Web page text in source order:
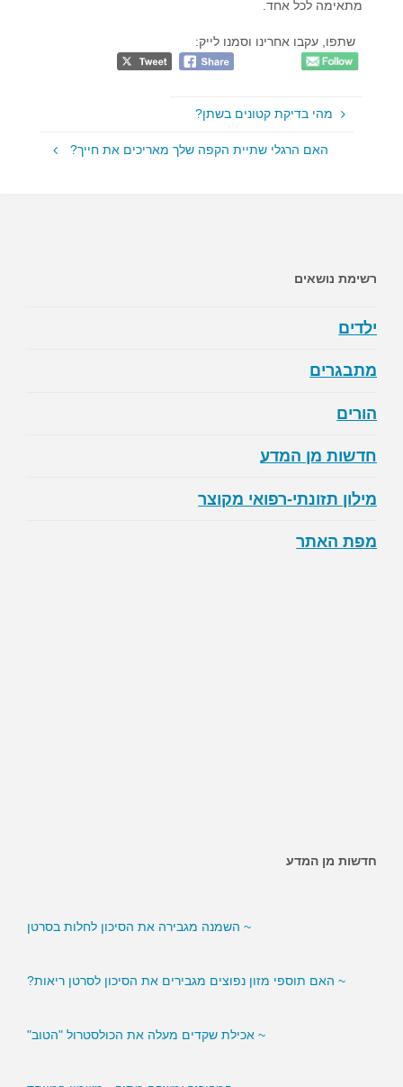
מתאימה לכל אחד.
שתפו, עקבו אחרינו וסמנו לייק:
מהי בדיקת קטונים בשתן?
האם הרגלי שתיית הקפה שלך מאריכים את חייך?
רשימת נושאים
ילדים
מתבגרים
הורים
חדשות מן המדע
מילון תזונתי-רפואי מקוצר
מפת האתר
חדשות מן המדע
~ האם ממתיקים מלאכותיים מגבירים את הסיכון לסוכרת?
~ השמנה מגבירה את הסיכון לחלות בסרטן
~ האם תוספי מזון נפוצים מגבירים את הסיכון לסרטן ריאות?
~ אכילת שקדים מעלה את הכולסטרול "הטוב"